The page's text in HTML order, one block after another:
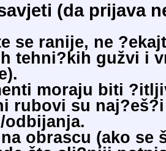
(da prijava
se ranije, ne
tehni?kih gužvi i
moraju biti
rubovi su
odbijanja.
obrascu (ako se